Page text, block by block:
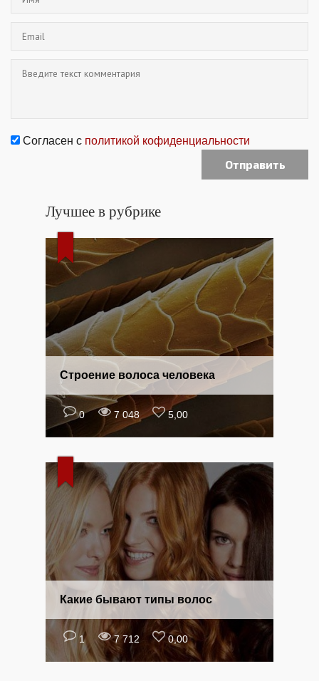
Согласен с политикой кофиденциальности
Лучшее в рубрике
0 7 048 5,00
Строение волоса человека
1 7 712 0,00
Какие бывают типы волос